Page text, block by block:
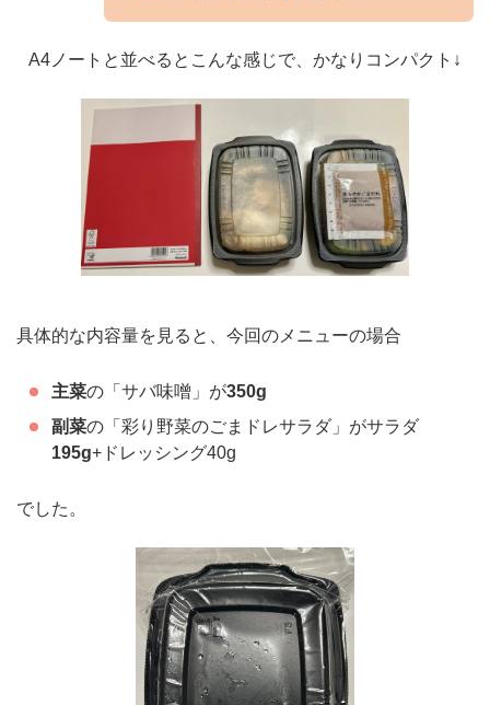
A4ノートと並べるとこんな感じで、かなりコンパクト↓
具体的な内容量を見ると、今回のメニューの場合
主菜の「サバ味噌」が350g
副菜の「彩り野菜のごまドレサラダ」がサラダ
195g+ドレッシング40g
でした。